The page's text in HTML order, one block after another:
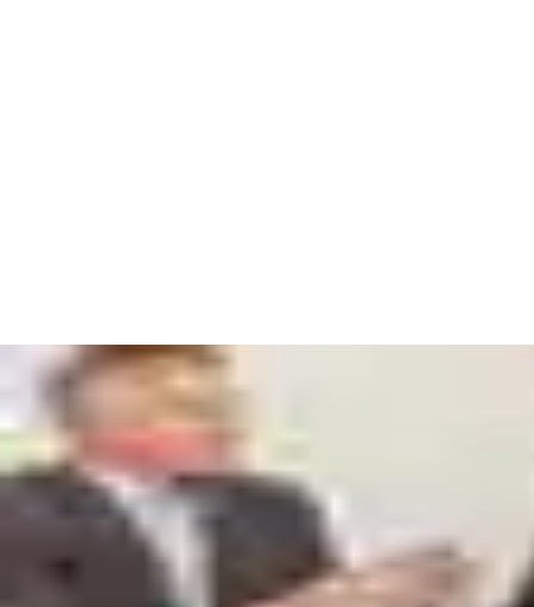
가 또는 수정하고 동반 프로그래밍 장치로 CLIQ 키의 액세스 권한을
변경할 수 있습니다. 정의한 프로그래밍 가능한 32개의 시간대에 따
라 액세스를 제한할 수 있습니다. 자리를 비우지 않고도 필요할 때 주
요 감사 추적을 수집할 수 있습니다.